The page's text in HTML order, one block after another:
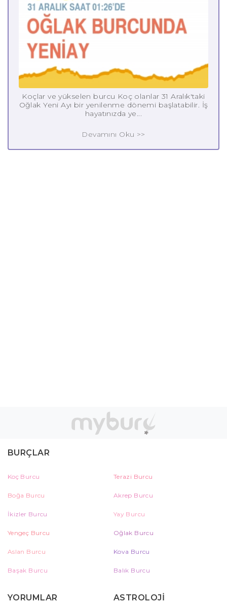
Koçlar ve yükselen burcu Koç olanlar 31 Aralık'taki
Oğlak Yeni Ayı bir yenilenme dönemi başlatabilir. İş
hayatınızda ye...
Devamını Oku >>
BURÇLAR
Koç Burcu Terazi Burcu
Boğa Burcu Akrep Burcu
İkizler Burcu Yay Burcu
Yengeç Burcu Oğlak Burcu
Aslan Burcu Kova Burcu
Başak Burcu Balık Burcu
YORUMLAR ASTROLOJİ